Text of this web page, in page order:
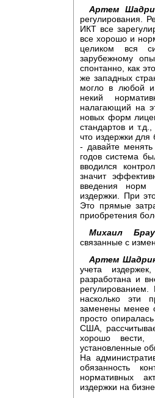
Артем
регулирования.
ИКТ все
все хорошо и
целиком вся
зарубежному
спонтанно, как
же западных
могло в любой
некий
налагающий на
новых форм
стандартов и
что издержки
- давайте
годов система
вводился
значит
введения норм
издержки. При
Это прямые
приобретения
Михаил
связанные с
Артем
учета
разработана и
насколько эти
заменены менее
просто
США,
хорошо вести,
установленные
На
обязанность
нормативных
издержки на